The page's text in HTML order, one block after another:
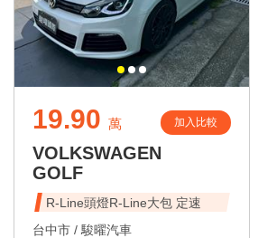
19.90 萬 加入比較
VOLKSWAGEN
GOLF
R-Line頭燈R-Line大包 定速
台中市 / 駿曜汽車